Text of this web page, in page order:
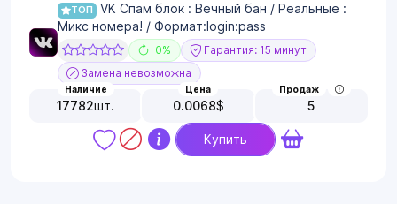
ТОП
VK Спам блок : Вечный бан / Реальные :
Микс номера! / Формат:login:pass
0%
Гарантия: 15 минут
Замена невозможна
Наличие
17782шт.
Цена
0.0068$
Продаж
5
Купить